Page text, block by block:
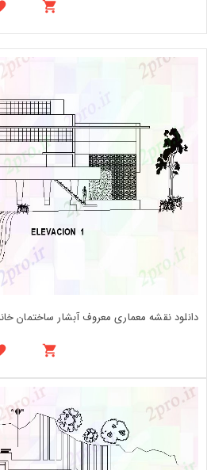
دانلود نقشه معماری معروف آبشار ساختمان خانه